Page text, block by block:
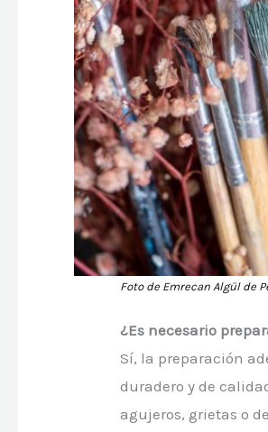
Foto de Emrecan Algül de
¿Es necesario
Sí, la preparación
duradero y de
agujeros, grietas o